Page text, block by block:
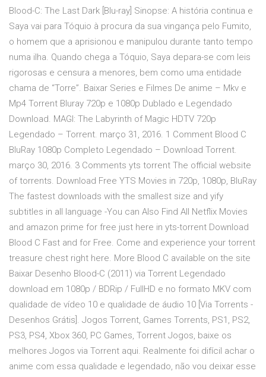
Blood-C: The Last Dark [Blu-ray] Sinopse: A história continua e
Saya vai para Tóquio à procura da sua vingança pelo Fumito,
o homem que a aprisionou e manipulou durante tanto tempo
numa ilha. Quando chega a Tóquio, Saya depara-se com leis
rigorosas e censura a menores, bem como uma entidade
chama de “Torre”. Baixar Series e Filmes De anime – Mkv e
Mp4 Torrent Bluray 720p e 1080p Dublado e Legendado
Download. MAGI: The Labyrinth of Magic HDTV 720p
Legendado – Torrent. março 31, 2016. 1 Comment Blood C
BluRay 1080p Completo Legendado – Download Torrent.
março 30, 2016. 3 Comments yts torrent The official website
of torrents. Download Free YTS Movies in 720p, 1080p, BluRay
The fastest downloads with the smallest size and yify
subtitles in all language -You can Also Find All Netflix Movies
and amazon prime for free just here in yts-torrent Download
Blood C Fast and for Free. Come and experience your torrent
treasure chest right here. More Blood C available on the site
Baixar Desenho Blood-C (2011) via Torrent Legendado
download em 1080p / BDRip / FullHD e no formato MKV com
qualidade de vídeo 10 e qualidade de áudio 10 [Via Torrents -
Desenhos Grátis]. Jogos Torrent, Games Torrents, PS1, PS2,
PS3, PS4, Xbox 360, PC Games, Torrent Jogos, baixe os
melhores Jogos via Torrent aqui. Realmente foi difícil achar o
anime com essa qualidade e legendado, não vou deixar esse